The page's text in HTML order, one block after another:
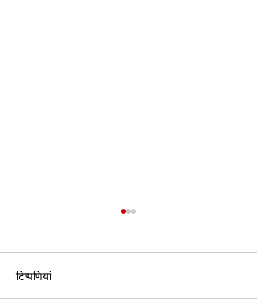
टिप्पणियां